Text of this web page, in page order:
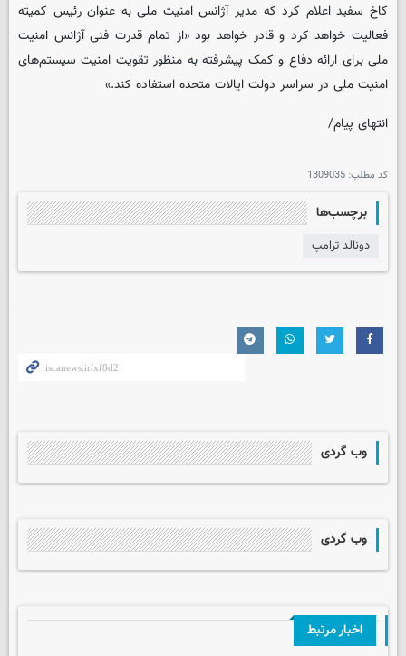
کاخ سفید اعلام کرد که مدیر آژانس امنیت ملی به عنوان رئیس کمیته
فعالیت خواهد کرد و قادر خواهد بود «از تمام قدرت فنی آژانس امنیت
ملی برای ارائه دفاع و کمک پیشرفته به منظور تقویت امنیت سیستم‌های
امنیت ملی در سراسر دولت ایالات متحده استفاده کند.»
انتهای پیام/
کد مطلب: 1309035
برچسب‌ها
دونالد ترامپ
وب گردی
وب گردی
اخبار مرتبط